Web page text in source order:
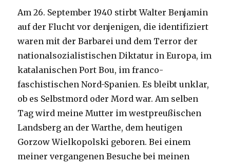
Am 26. September 1940 stirbt Walter Benjamin
auf der Flucht vor denjenigen, die identifiziert
waren mit der Barbarei und dem Terror der
nationalsozialistischen Diktatur in Europa, im
katalanischen Port Bou, im franco-
faschistischen Nord-Spanien. Es bleibt unklar,
ob es Selbstmord oder Mord war. Am selben
Tag wird meine Mutter im westpreußischen
Landsberg an der Warthe, dem heutigen
Gorzow Wielkopolski geboren. Bei einem
meiner vergangenen Besuche bei meinen